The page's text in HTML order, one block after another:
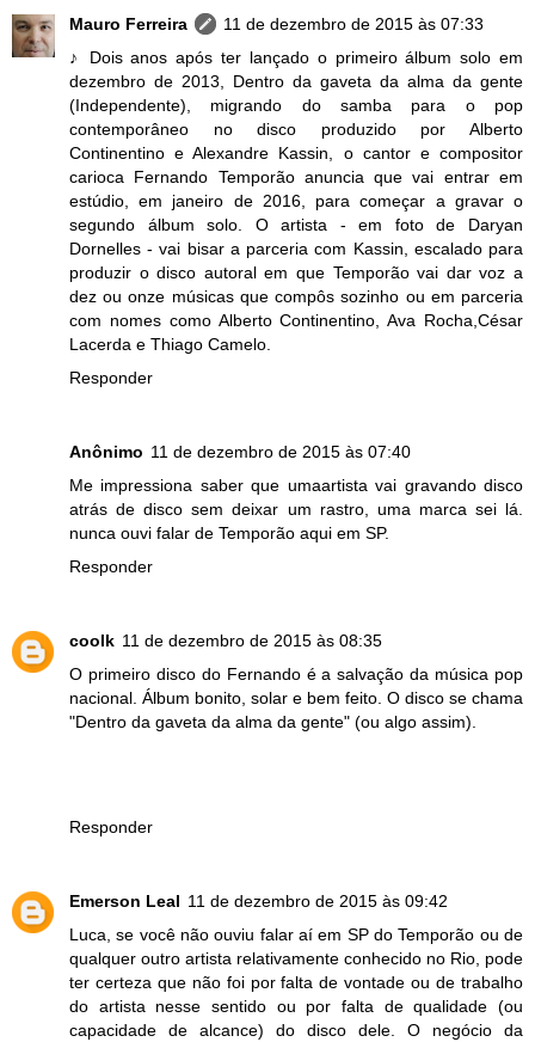
Mauro Ferreira
11 de dezembro de 2015 às 07:33
♪ Dois anos após ter lançado o primeiro álbum solo em
dezembro de 2013, Dentro da gaveta da alma da gente
(Independente), migrando do samba para o pop
contemporâneo no disco produzido por Alberto
Continentino e Alexandre Kassin, o cantor e compositor
carioca Fernando Temporão anuncia que vai entrar em
estúdio, em janeiro de 2016, para começar a gravar o
segundo álbum solo. O artista - em foto de Daryan
Dornelles - vai bisar a parceria com Kassin, escalado para
produzir o disco autoral em que Temporão vai dar voz a
dez ou onze músicas que compôs sozinho ou em parceria
com nomes como Alberto Continentino, Ava Rocha,César
Lacerda e Thiago Camelo.
Responder
Anônimo 11 de dezembro de 2015 às 07:40
Me impressiona saber que umaartista vai gravando disco
atrás de disco sem deixar um rastro, uma marca sei lá.
nunca ouvi falar de Temporão aqui em SP.
Responder
coolk 11 de dezembro de 2015 às 08:35
O primeiro disco do Fernando é a salvação da música pop
nacional. Álbum bonito, solar e bem feito. O disco se chama
"Dentro da gaveta da alma da gente" (ou algo assim).
Responder
Emerson Leal 11 de dezembro de 2015 às 09:42
Luca, se você não ouviu falar aí em SP do Temporão ou de
qualquer outro artista relativamente conhecido no Rio, pode
ter certeza que não foi por falta de vontade ou de trabalho
do artista nesse sentido ou por falta de qualidade (ou
capacidade de alcance) do disco dele. O negócio da